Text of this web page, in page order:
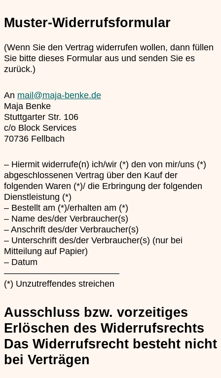
Muster-Widerrufsformular
(Wenn Sie den Vertrag widerrufen wollen, dann füllen
Sie bitte dieses Formular aus und senden Sie es
zurück.)
An mail@maja-benke.de
Maja Benke
Stuttgarter Str. 106
c/o Block Services
70736 Fellbach
– Hiermit widerrufe(n) ich/wir (*) den von mir/uns (*)
abgeschlossenen Vertrag über den Kauf der
folgenden Waren (*)/ die Erbringung der folgenden
Dienstleistung (*)
– Bestellt am (*)/erhalten am (*)
– Name des/der Verbraucher(s)
– Anschrift des/der Verbraucher(s)
– Unterschrift des/der Verbraucher(s) (nur bei
Mitteilung auf Papier)
– Datum
—————————————
(*) Unzutreffendes streichen
Ausschluss bzw. vorzeitiges
Erlöschen des Widerrufsrechts
Das Widerrufsrecht besteht nicht
bei Verträgen